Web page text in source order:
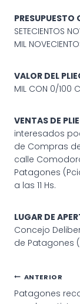
PRESUPUESTO
SETECIENTOS
MIL
VALOR DEL
MIL CON 0/100
VENTAS DE
interesados
de Compras
calle
Patagones
a las 11 Hs.
LUGAR DE
Concejo
de Patagones
ANTERIOR
Patagones